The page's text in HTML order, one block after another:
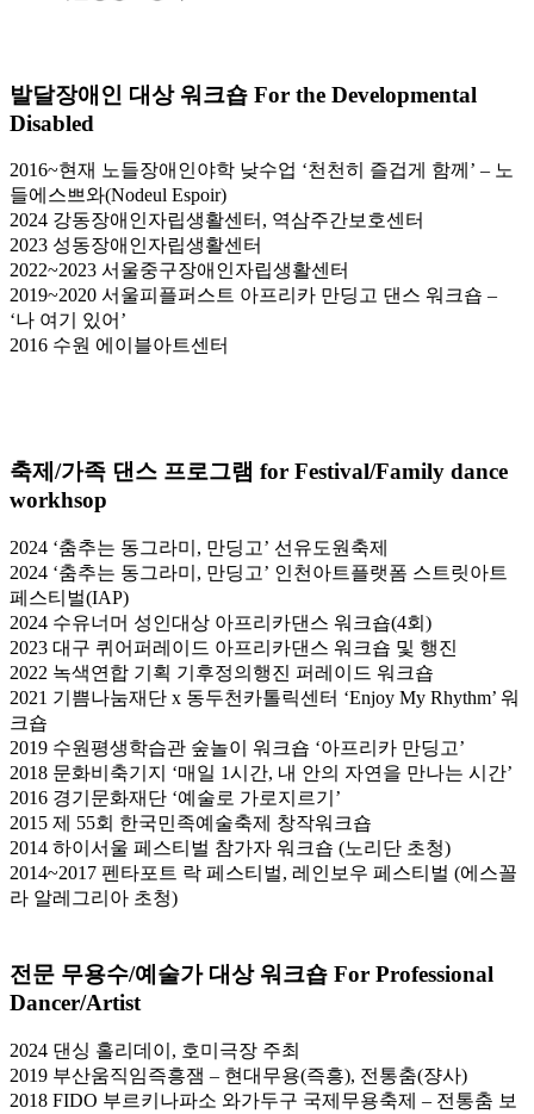
발달장애인 대상 워크숍 For the Developmental
Disabled
2016~현재 노들장애인야학 낮수업 ‘천천히 즐겁게 함께’ – 노
들에스쁘와(Nodeul Espoir)
2024 강동장애인자립생활센터, 역삼주간보호센터
2023 성동장애인자립생활센터
2022~2023 서울중구장애인자립생활센터
2019~2020 서울피플퍼스트 아프리카 만딩고 댄스 워크숍 –
‘나 여기 있어’
2016 수원 에이블아트센터
축제/가족 댄스 프로그램 for Festival/Family dance
workhsop
2024 ‘춤추는 동그라미, 만딩고’ 선유도원축제
2024 ‘춤추는 동그라미, 만딩고’ 인천아트플랫폼 스트릿아트
페스티벌(IAP)
2024 수유너머 성인대상 아프리카댄스 워크숍(4회)
2023 대구 퀴어퍼레이드 아프리카댄스 워크숍 및 행진
2022 녹색연합 기획 기후정의행진 퍼레이드 워크숍
2021 기쁨나눔재단 x 동두천카톨릭센터 ‘Enjoy My Rhythm’ 워
크숍
2019 수원평생학습관 숲놀이 워크숍 ‘아프리카 만딩고’
2018 문화비축기지 ‘매일 1시간, 내 안의 자연을 만나는 시간’
2016 경기문화재단 ‘예술로 가로지르기’
2015 제 55회 한국민족예술축제 창작워크숍
2014 하이서울 페스티벌 참가자 워크숍 (노리단 초청)
2014~2017 펜타포트 락 페스티벌, 레인보우 페스티벌 (에스꼴
라 알레그리아 초청)
전문 무용수/예술가 대상 워크숍 For Professional
Dancer/Artist
2024 댄싱 홀리데이, 호미극장 주최
2019 부산움직임즉흥잼 – 현대무용(즉흥), 전통춤(쟝사)
2018 FIDO 부르키나파소 와가두구 국제무용축제 – 전통춤 보